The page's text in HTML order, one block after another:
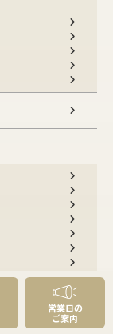
営業日の
ご案内